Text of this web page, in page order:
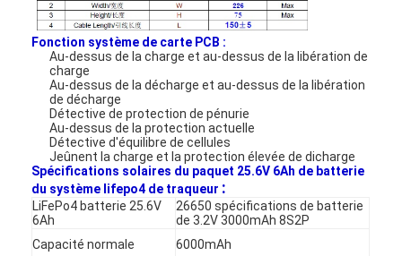
Maison
Produits
Fonction système de carte PCB :
Au-dessus de la charge et au-dessus de la libération de
charge
Au-dessus de la décharge et au-dessus de la libération
de décharge
Détective de protection de pénurie
Au-dessus de la protection actuelle
Détective d'équilibre de cellules
Jeûnent la charge et la protection élevée de dicharge
Spécifications solaires du paquet 25.6V 6Ah de batterie
du système lifepo4 de traqueur :
LiFePo4 batterie 25.6V
6Ah
26650 spécifications de batterie
de 3.2V 3000mAh 8S2P
Capacité normale
6000mAh